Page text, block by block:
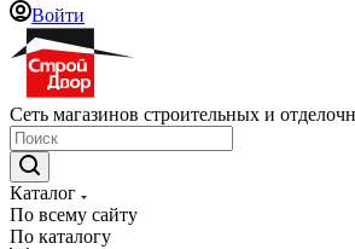
Войти
Сеть магазинов строительных и
Каталог
По всему сайту
По каталогу